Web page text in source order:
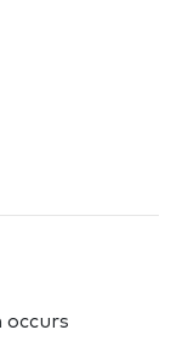
occurs